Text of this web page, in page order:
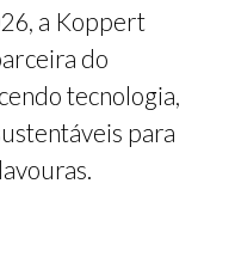
a Koppert
do
tecnologia,
para